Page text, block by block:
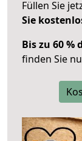
Füllen Sie
Sie
Bis zu 60 %
finden Sie